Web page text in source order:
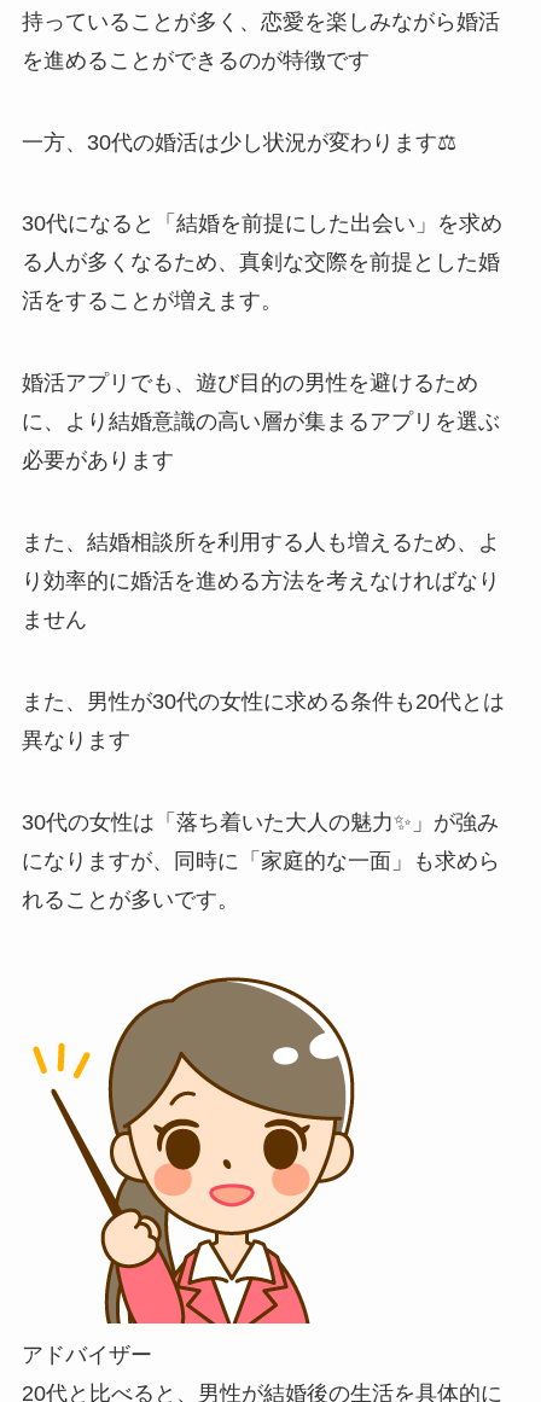
持っていることが多く、恋愛を楽しみながら婚活
を進めることができるのが特徴です
一方、30代の婚活は少し状況が変わります⚖️
30代になると「結婚を前提にした出会い」を求め
る人が多くなるため、真剣な交際を前提とした婚
活をすることが増えます。
婚活アプリでも、遊び目的の男性を避けるため
に、より結婚意識の高い層が集まるアプリを選ぶ
必要があります
また、結婚相談所を利用する人も増えるため、よ
り効率的に婚活を進める方法を考えなければなり
ません
また、男性が30代の女性に求める条件も20代とは
異なります
30代の女性は「落ち着いた大人の魅力✨」が強み
になりますが、同時に「家庭的な一面」も求めら
れることが多いです。
アドバイザー
20代と比べると、男性が結婚後の生活を具体的に